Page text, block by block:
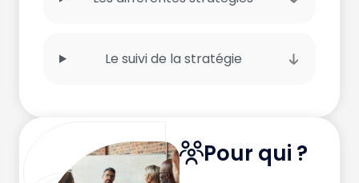
Le suivi de la stratégie
Pour qui ?